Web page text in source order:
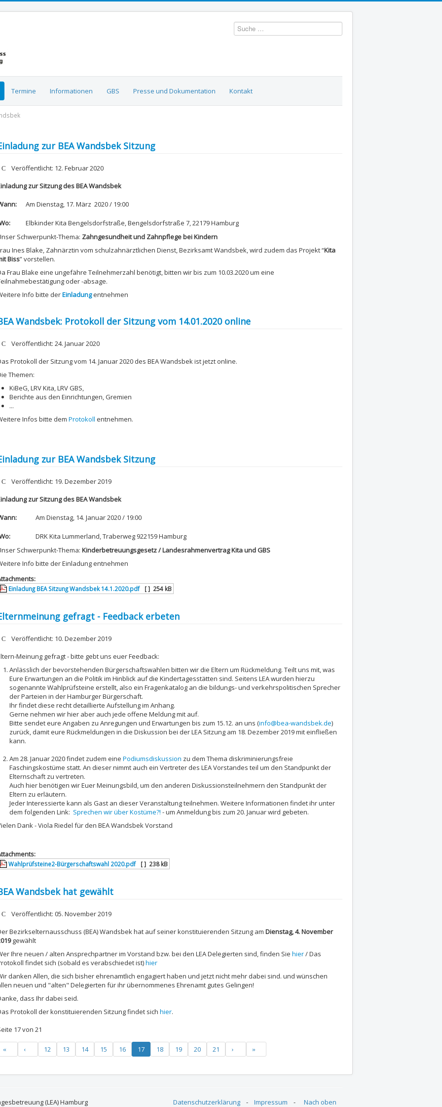
Suchen
Termine Informationen GBS Presse und Dokumentation Kontakt
zur BEA Wandsbek Sitzung
Veröffentlicht: 12. Februar 2020
zur Sitzung des BEA Wandsbek
Am Dienstag, 17. März 2020 / 19:00
Elbkinder Kita Bengelsdorfstraße, Bengelsdorfstraße 7, 22179 Hamburg
Schwerpunkt-Thema: Zahngesundheit und Zahnpflege bei Kindern
Ines Blake, Zahnärztin vom schulzahnärztlichen Dienst, Bezirksamt Wandsbek, wird zudem das Projekt “Kita
Biss” vorstellen.
Frau Blake eine ungefähre Teilnehmerzahl benötigt, bitten wir bis zum 10.03.2020 um eine
oder -absage.
Info bitte derEinladungentnehmen
Wandsbek: Protokoll der Sitzung vom 14.01.2020 online
Veröffentlicht: 24. Januar 2020
Protokoll der Sitzung vom 14. Januar 2020 des BEA Wandsbek ist jetzt online.
Themen:
KiBeG, LRV Kita, LRV GBS,
Berichte aus den Einrichtungen, Gremien
...
Infos bitte dem Protokoll entnehmen.
zur BEA Wandsbek Sitzung
Veröffentlicht: 19. Dezember 2019
zur Sitzung des BEA Wandsbek
Am Dienstag, 14. Januar 2020 / 19:00
DRK Kita Lummerland, Traberweg 922159 Hamburg
Schwerpunkt-Thema: Kinderbetreuungsgesetz / Landesrahmenvertrag Kita und GBS
Info bitte der Einladung entnehmen
Einladung BEA Sitzung Wandsbek 14.1.2020.pdf [ ] 254 kB
gefragt - Feedback erbeten
Veröffentlicht: 10. Dezember 2019
Meinung gefragt - bitte gebt uns euer Feedback:
Anlässlich der bevorstehenden Bürgerschaftswahlen bitten wir die Eltern um Rückmeldung. Teilt uns mit, was
Eure Erwartungen an die Politik im Hinblick auf die Kindertagesstätten sind. Seitens LEA wurden hierzu
sogenannte Wahlprüfsteine erstellt, also ein Fragenkatalog an die bildungs- und verkehrspolitischen Sprecher
der Parteien in der Hamburger Bürgerschaft.
Ihr findet diese recht detaillierte Aufstellung im Anhang.
Gerne nehmen wir hier aber auch jede offene Meldung mit auf.
Bitte sendet eure Angaben zu Anregungen und Erwartungen bis zum 15.12. an uns (info@bea-wandsbek.de)
zurück, damit eure Rückmeldungen in die Diskussion bei der LEA Sitzung am 18. Dezember 2019 mit einfließen
kann.
Am 28. Januar 2020 findet zudem eine Podiumsdiskussion zu dem Thema diskriminierungsfreie
Faschingskostüme statt. An dieser nimmt auch ein Vertreter des LEA Vorstandes teil um den Standpunkt der
Elternschaft zu vertreten.
Auch hier benötigen wir Euer Meinungsbild, um den anderen Diskussionsteilnehmern den Standpunkt der
Eltern zu erläutern.
Jeder Interessierte kann als Gast an dieser Veranstaltung teilnehmen. Weitere Informationen findet ihr unter
dem folgenden Link: Sprechen wir über Kostüme?! - um Anmeldung bis zum 20. Januar wird gebeten.
Dank - Viola Riedel für den BEA Wandsbek Vorstand
Wahlprüfsteine2-Bürgerschaftswahl 2020.pdf [ ] 238 kB
Wandsbek hat gewählt
Veröffentlicht: 05. November 2019
Bezirkselternausschuss (BEA) Wandsbek hat auf seiner konstituierenden Sitzung am Dienstag, 4. November
gewählt
Ihre neuen / alten Ansprechpartner im Vorstand bzw. bei den LEA Delegierten sind, finden Sie hier/ Das
findet sich (sobald es verabschiedet ist)hier
danken Allen, die sich bisher ehrenamtlich engagiert haben und jetzt nicht mehr dabei sind. und wünschen
neuen und "alten" Delegierten für ihr übernommenes Ehrenamt gutes Gelingen!
dass Ihr dabei seid.
Protokoll der konstituierenden Sitzung findet sich hier.
17 von 21
12 13 14 15 16 17 18 19 20 21
Nach oben
Datenschutzerklärung - Impressum -
(LEA) Hamburg